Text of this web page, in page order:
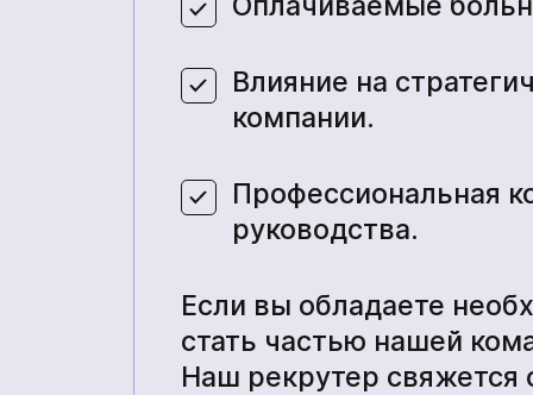
Влияние на
компании.
Профессиональная
руководства.
Если вы обладаете
стать частью нашей
Наш рекрутер